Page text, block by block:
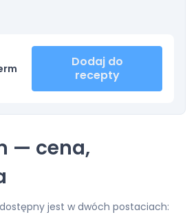
Dodaj do
recepty
— cena,
jest w dwóch postaciach: